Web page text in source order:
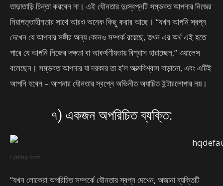
তাড়াতাড়ি চিন্তা করবেন না। এই যৌনতার দুঃস্বপ্নটি সম্ভবত আপনার নিজের
নিরাপত্তাহীনতার সাথে আরও অনেক কিছু করার আছে। “যখন আপনি স্বপ্ন
দেখেন যে আপনার সঙ্গীর অন্য কোনও সম্পর্ক রয়েছে, তখন এর অর্থ এই হতে
পারে যে আপনি নিজের দক্ষতা বা আকর্ষণীয়তায় বিশ্বাস হারাচ্ছেন,” ওয়ালেস
বলেছেন। সম্ভবত আপনার যা দরকার তা হ’ল আত্মবিশ্বাস বাড়ানো, এবং এটিই
আপনি হবেন – আপনার যৌনতার স্বপ্নে অভিনীত অযাচিত ইন্টারলোপার নয়।
৭) একজন অপরিচিত ব্যক্তি:
i.ytimg.com
“যখন লোকেরা অপরিচিত সম্পর্কে যৌনতার স্বপ্ন দেখেন, অজানা ব্যক্তিটি